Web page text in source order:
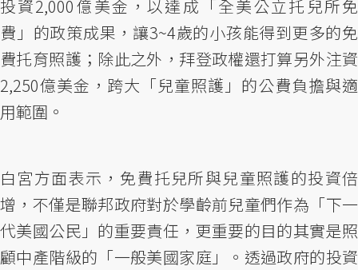
投資2,000億美金，以達成「全美公立托兒所免
費」的政策成果，讓3~4歲的小孩能得到更多的免
費托育照護；除此之外，拜登政權還打算另外注資
2,250億美金，跨大「兒童照護」的公費負擔與適
用範圍。
白宮方面表示，免費托兒所與兒童照護的投資倍
增，不僅是聯邦政府對於學齡前兒童們作為「下一
代美國公民」的重要責任，更重要的目的其實是照
顧中產階級的「一般美國家庭」。透過政府的投資